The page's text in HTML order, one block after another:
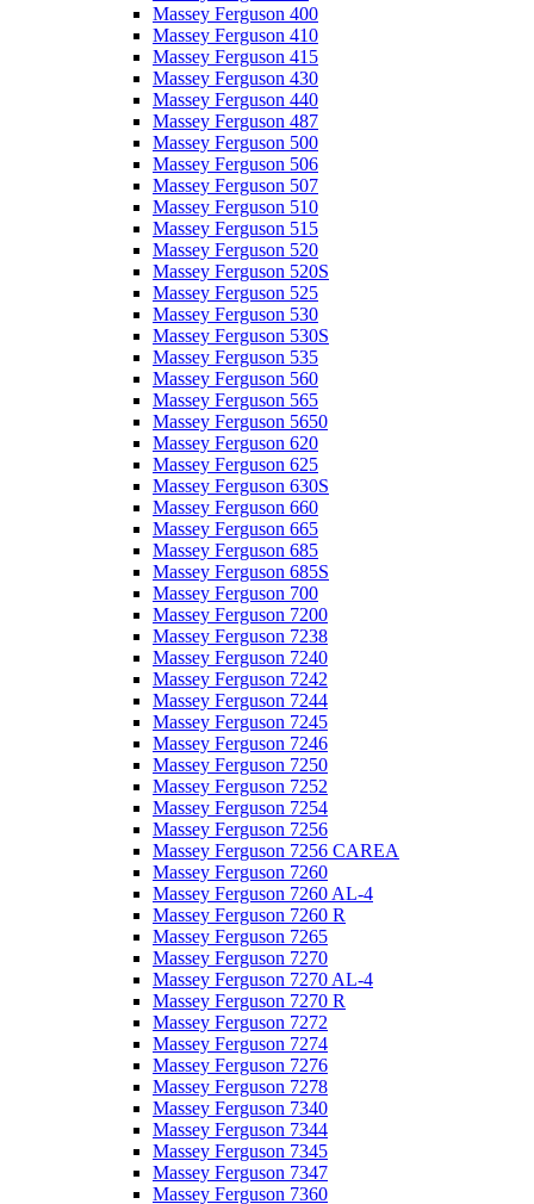
Massey Ferguson 400
Massey Ferguson 410
Massey Ferguson 415
Massey Ferguson 430
Massey Ferguson 440
Massey Ferguson 487
Massey Ferguson 500
Massey Ferguson 506
Massey Ferguson 507
Massey Ferguson 510
Massey Ferguson 515
Massey Ferguson 520
Massey Ferguson 520S
Massey Ferguson 525
Massey Ferguson 530
Massey Ferguson 530S
Massey Ferguson 535
Massey Ferguson 560
Massey Ferguson 565
Massey Ferguson 5650
Massey Ferguson 620
Massey Ferguson 625
Massey Ferguson 630S
Massey Ferguson 660
Massey Ferguson 665
Massey Ferguson 685
Massey Ferguson 685S
Massey Ferguson 700
Massey Ferguson 7200
Massey Ferguson 7238
Massey Ferguson 7240
Massey Ferguson 7242
Massey Ferguson 7244
Massey Ferguson 7245
Massey Ferguson 7246
Massey Ferguson 7250
Massey Ferguson 7252
Massey Ferguson 7254
Massey Ferguson 7256
Massey Ferguson 7256 CAREA
Massey Ferguson 7260
Massey Ferguson 7260 AL-4
Massey Ferguson 7260 R
Massey Ferguson 7265
Massey Ferguson 7270
Massey Ferguson 7270 AL-4
Massey Ferguson 7270 R
Massey Ferguson 7272
Massey Ferguson 7274
Massey Ferguson 7276
Massey Ferguson 7278
Massey Ferguson 7340
Massey Ferguson 7344
Massey Ferguson 7345
Massey Ferguson 7347
Massey Ferguson 7360